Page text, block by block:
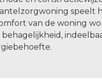
speelt
van de woning
behagelijkheid,